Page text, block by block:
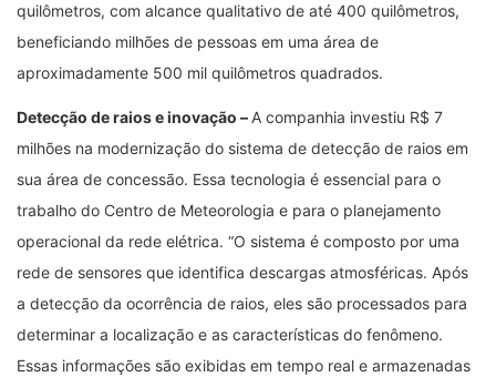
quilômetros, com alcance qualitativo de até 400 quilômetros,
beneficiando milhões de pessoas em uma área de
aproximadamente 500 mil quilômetros quadrados.
Detecção de raios e inovação – A companhia investiu R$ 7
milhões na modernização do sistema de detecção de raios em
sua área de concessão. Essa tecnologia é essencial para o
trabalho do Centro de Meteorologia e para o planejamento
operacional da rede elétrica. “O sistema é composto por uma
rede de sensores que identifica descargas atmosféricas. Após
a detecção da ocorrência de raios, eles são processados para
determinar a localização e as características do fenômeno.
Essas informações são exibidas em tempo real e armazenadas